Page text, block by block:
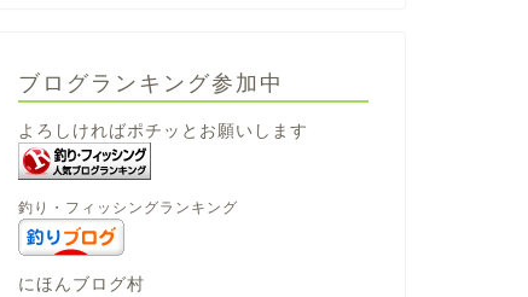
ブログランキング参加中
よろしければポチッとお願いします
釣り・フィッシングランキング
にほんブログ村